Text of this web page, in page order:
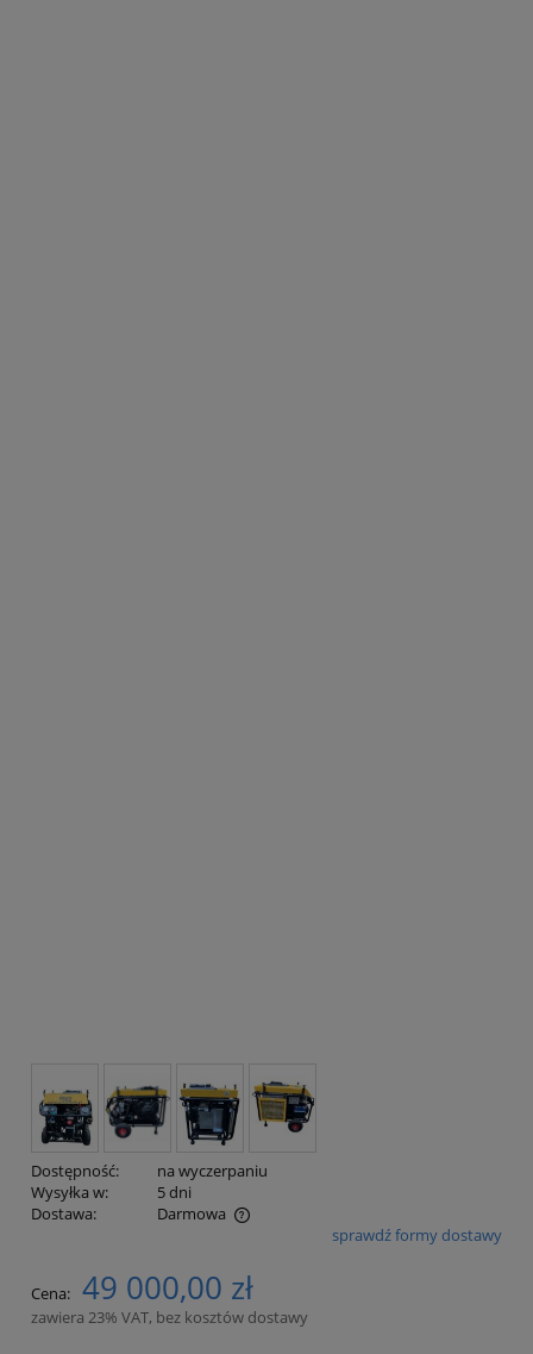
Dostępność:
na wyczerpaniu
Wysyłka w:
5 dni
Dostawa:
Darmowa
Cena nie zawiera ewentualnych kosztów płatnościsprawdź formy dostawy
Cena: 49 000,00 zł
zawiera 23% VAT, bez kosztów dostawy